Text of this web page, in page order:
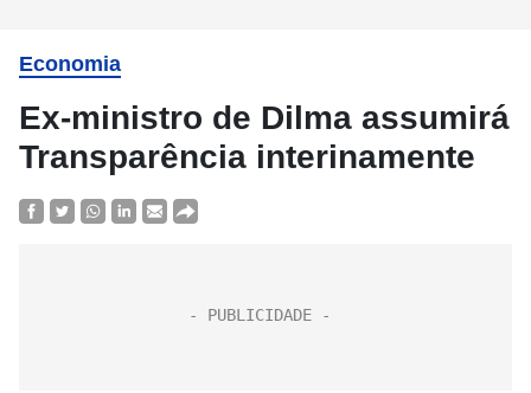
Economia
Ex-ministro de Dilma assumirá
Transparência interinamente